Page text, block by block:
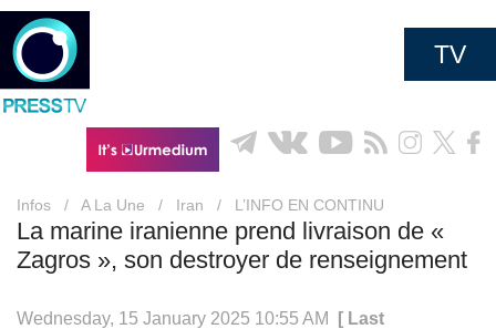
TV
Infos / A La Une / Iran / L’INFO EN CONTINU
La marine iranienne prend livraison de «
Zagros », son destroyer de renseignement
Wednesday, 15 January 2025 10:55 AM
[ Last